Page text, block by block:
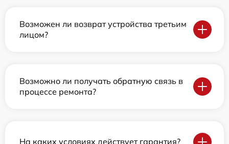
Возможен ли возврат устройства третьим
лицом?
Возможно ли получать обратную связь в
процессе ремонта?
На каких условиях действует гарантия?